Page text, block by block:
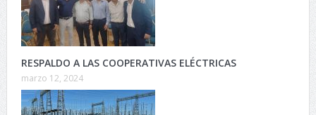
RESPALDO A LAS COOPERATIVAS ELÉCTRICAS
marzo 12, 2024